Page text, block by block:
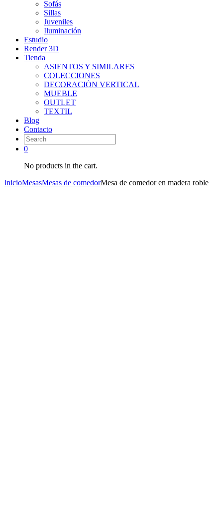
Sofás
Sillas
Juveniles
Iluminación
Estudio
Render 3D
Tienda
ASIENTOS Y SIMILARES
COLECCIONES
DECORACIÓN VERTICAL
MUEBLE
OUTLET
TEXTIL
Blog
Contacto
0
No products in the cart.
InicioMesasMesas de comedorMesa de comedor en madera roble